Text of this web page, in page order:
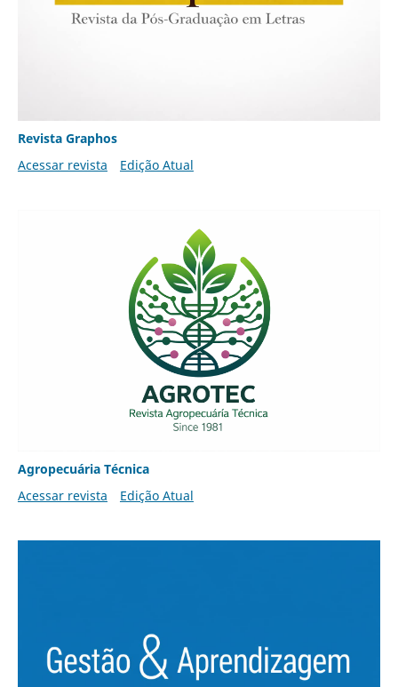
Revista Graphos
Acessar revista
Edição Atual
Agropecuária Técnica
Acessar revista
Edição Atual